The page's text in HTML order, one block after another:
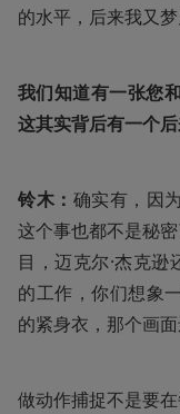
的水平，后来我又
我们知道有一张您
这其实背后有一个
铃木： 确实有，因
这个事也都不是秘
目，迈克尔·杰克
的工作，你们想象
的紧身衣，那个画
做动作捕捉不是要